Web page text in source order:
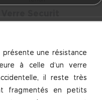
une résistance
à celle d’un verre
il reste très
fragmentés en petits